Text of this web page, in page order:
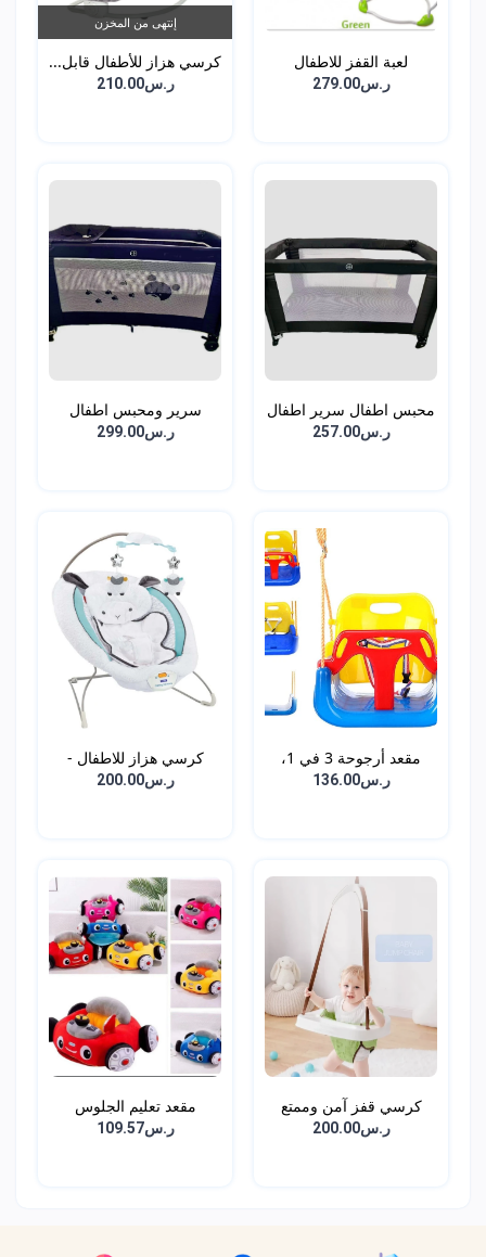
لعبة القفز للاطفال
ر.س279.00
إنتهى من المخزن
كرسي هزاز للأطفال قابل...
ر.س210.00
محبس اطفال سرير اطفال
د...ر.س257.00
سرير ومحبس اطفال
دورين...ر.س299.00
مقعد أرجوحة 3 في 1،
أرج...ر.س136.00
كرسي هزاز للاطفال -
أبي...ر.س200.00
كرسي قفز آمن وممتع
للأط...ر.س200.00
مقعد تعليم الجلوس
للاطف...
ر.س109.57